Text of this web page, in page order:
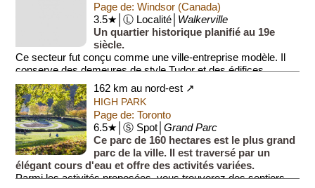
Page de: Windsor (Canada)
3.5★│Ⓛ Localité│ Walkerville
Un quartier historique planifié au 19e
siècle.
Ce secteur fut conçu comme une ville-entreprise modèle. Il
conserve des demeures de style Tudor et des édifices
commerciaux organisés autour de l'ind...
162 km au nord-est ↗
HIGH PARK
Page de: Toronto
6.5★│Ⓢ Spot│Grand Parc
Ce parc de 160 hectares est le plus grand
parc de la ville. Il est traversé par un
élégant cours d'eau et offre des activités variées.
Parmi les activités proposées, vous trouverez des sentiers...